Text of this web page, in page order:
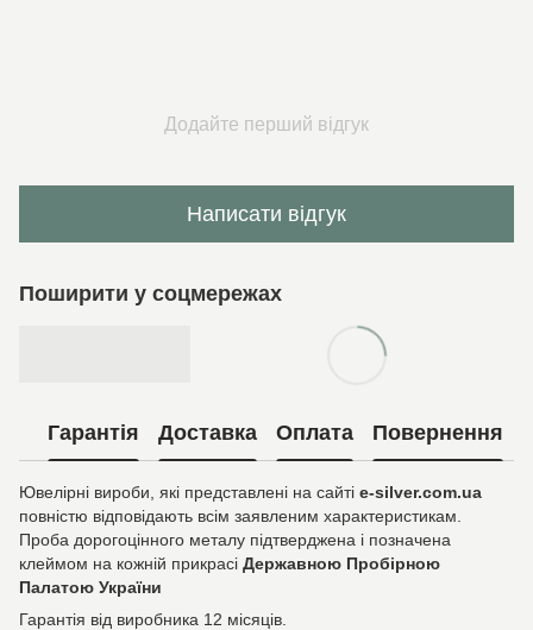
Додайте перший відгук
Написати відгук
Поширити у соцмережах
Гарантія Доставка Оплата Повернення
Ювелірні вироби, які представлені на сайті e-silver.com.ua
повністю відповідають всім заявленим характеристикам.
Проба дорогоцінного металу підтверджена і позначена
клеймом на кожній прикрасі Державною Пробірною
Палатою України
Гарантія від виробника 12 місяців.